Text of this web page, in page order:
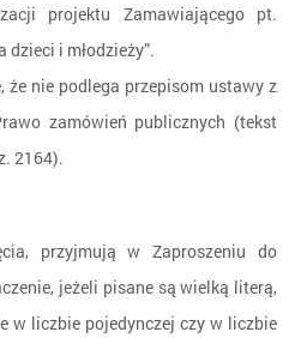
projektu Zamawiającego pt.
dzieci i młodzieży”.
nie podlega przepisom ustawy z
zamówień publicznych (tekst
2164).
przyjmują w Zaproszeniu do
jeżeli pisane są wielką literą,
w liczbie pojedynczej czy w liczbie